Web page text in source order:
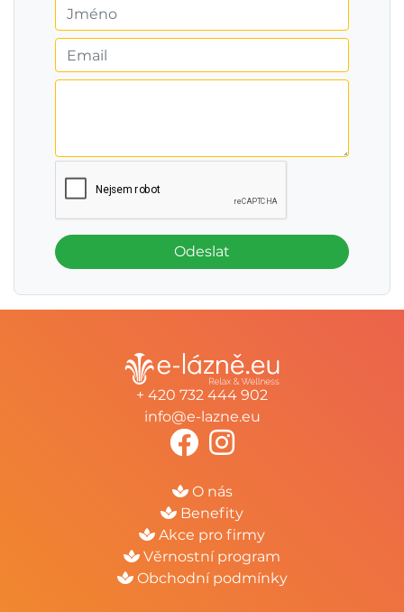
Odeslat
+ 420 732 444 902
info@e-lazne.eu
O nás
Benefity
Akce pro firmy
Věrnostní program
Obchodní podmínky